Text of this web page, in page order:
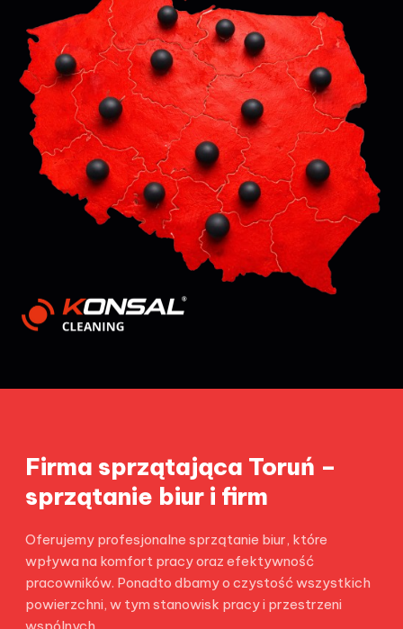
Firma sprzątająca Toruń –
sprzątanie biur i firm
Oferujemy profesjonalne sprzątanie biur, które
wpływa na komfort pracy oraz efektywność
pracowników. Ponadto dbamy o czystość wszystkich
powierzchni, w tym stanowisk pracy i przestrzeni